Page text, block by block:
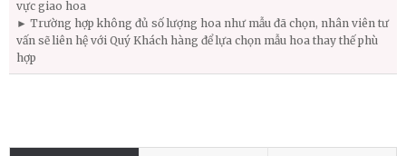
vực giao hoa
► Trường hợp không đủ số lượng hoa như mẫu đã chọn, nhân viên tư
vấn sẽ liên hệ với Quý Khách hàng để lựa chọn mẫu hoa thay thế phù
hợp